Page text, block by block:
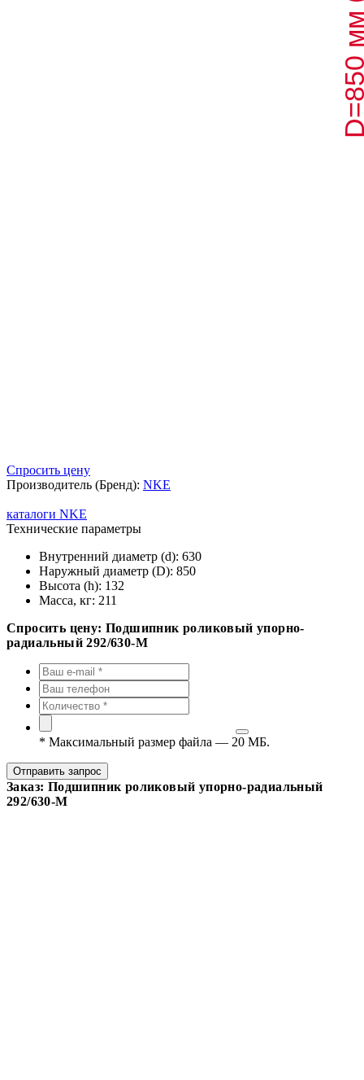
Спросить цену
Производитель (Бренд): NKE
каталоги NKE
Технические параметры
Внутренний диаметр (d): 630
Наружный диаметр (D): 850
Высота (h): 132
Масса, кг: 211
Спросить цену: Подшипник роликовый упорно-
радиальный 292/630-M
* Максимальный размер файла — 20 МБ.
Отправить запрос
Заказ: Подшипник роликовый упорно-радиальный
292/630-M